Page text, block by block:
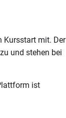
Kursstart mit. Der
und stehen bei
ist